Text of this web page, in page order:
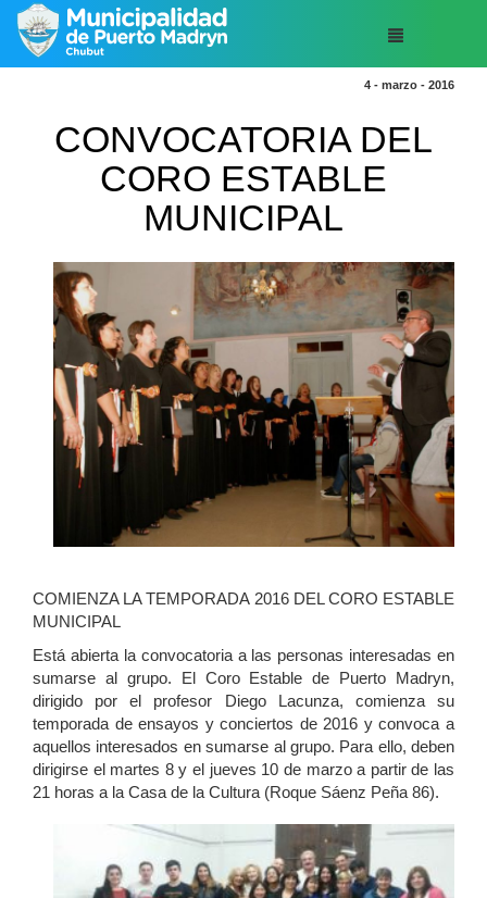
4 - marzo - 2016
CONVOCATORIA DEL
CORO ESTABLE
MUNICIPAL
COMIENZA LA TEMPORADA 2016 DEL CORO ESTABLE
MUNICIPAL
Está abierta la convocatoria a las personas interesadas en
sumarse al grupo. El Coro Estable de Puerto Madryn,
dirigido por el profesor Diego Lacunza, comienza su
temporada de ensayos y conciertos de 2016 y convoca a
aquellos interesados en sumarse al grupo. Para ello, deben
dirigirse el martes 8 y el jueves 10 de marzo a partir de las
21 horas a la Casa de la Cultura (Roque Sáenz Peña 86).